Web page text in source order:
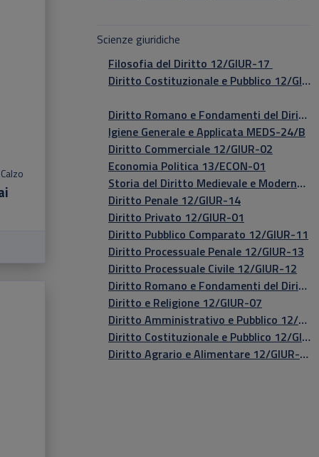
Scienze giuridiche
Filosofia del Diritto 12/GIUR-17
Diritto Costituzionale e Pubblico 12/GIUR-14
Diritto Romano e Fondamenti del Diritto Europeo GIUR-15/A
Igiene Generale e Applicata MEDS-24/B
Diritto Commerciale 12/GIUR-02
Economia Politica 13/ECON-01
Storia del Diritto Medievale e Moderno 12/GIUR-16
Diritto Penale 12/GIUR-14
Diritto Privato 12/GIUR-01
Diritto Pubblico Comparato 12/GIUR-11
Diritto Processuale Penale 12/GIUR-13
Diritto Processuale Civile 12/GIUR-12
Diritto Romano e Fondamenti del Diritto Europeo 12/GIUR-15
Diritto e Religione 12/GIUR-07
Diritto Amministrativo e Pubblico 12/GIUR-06
Diritto Costituzionale e Pubblico 12/GIUR-05
Diritto Agrario e Alimentare 12/GIUR-03